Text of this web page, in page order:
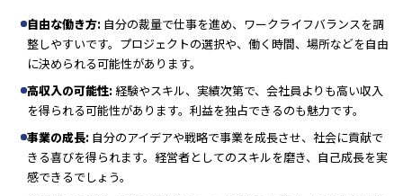
自由な働き方: 自分の裁量で仕事を進め、ワークライフバランスを調
整しやすいです。プロジェクトの選択や、働く時間、場所などを自由
に決められる可能性があります。
高収入の可能性:経験やスキル、実績次第で、会社員よりも高い収入
を得られる可能性があります。利益を独占できるのも魅力です。
事業の成長: 自分のアイデアや戦略で事業を成長させ、社会に貢献で
きる喜びを得られます。経営者としてのスキルを磨き、自己成長を実
感できるでしょう。